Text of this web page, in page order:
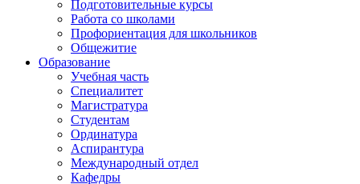
Подготовительные курсы
Работа со школами
Профориентация для школьников
Общежитие
Образование
Учебная часть
Специалитет
Магистратура
Студентам
Ординатура
Аспирантура
Международный отдел
Кафедры